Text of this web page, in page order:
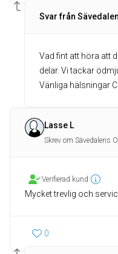
Svar från
Vad fint att höra att
delar. Vi tackar
Vänliga hälsningar
Lasse L
Skrev om Sävedalens
Verifierad kund
Mycket trevlig och
0